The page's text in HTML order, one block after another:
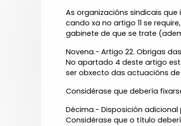
As organizacións sindicais
cando xa no artigo 11 se
gabinete de que se trate
Novena.- Artigo 22. Obrigas
No apartado 4 deste artigo
ser obxecto das actuacións
Considérase que debería
Décima.- Disposición adicional
Considérase que o título